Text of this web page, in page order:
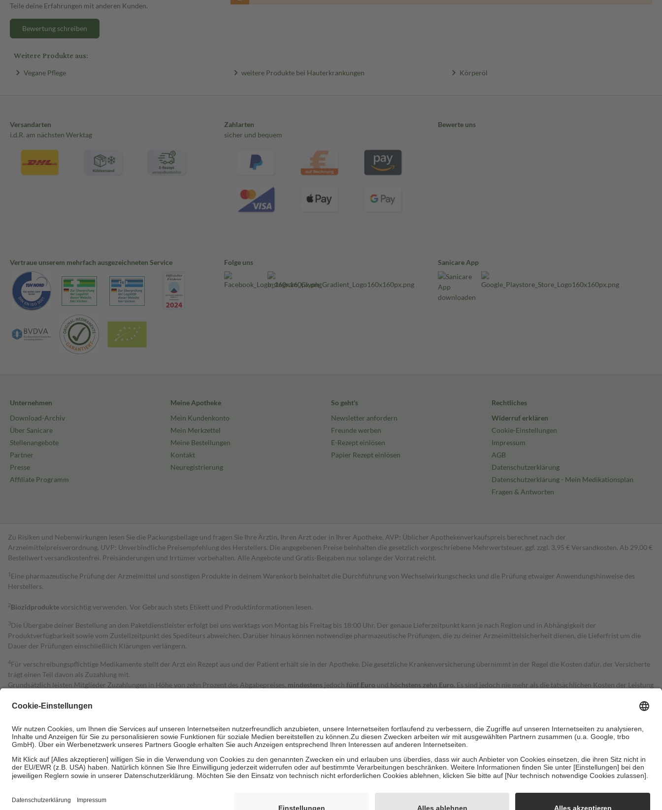
Teile deine Erfahrungen mit anderen Kunden.
Bewertung schreiben
Weitere Produkte aus:
Vegane Pflege weitere Produkte bei Hauterkrankungen Körperöl
Versandarten
i.d.R. am nächsten Werktag
Zahlarten
sicher und bequem
Bewerte uns
Vertraue unserem mehrfach ausgezeichneten Service Folge uns Sanicare App
Unternehmen
Download-Archiv
Über Sanicare
Stellenangebote
Partner
Presse
Affiliate Programm
Meine Apotheke
Mein Kundenkonto
Mein Merkzettel
Meine Bestellungen
Kontakt
Neuregistrierung
So geht's
Newsletter anfordern
Freunde werben
E-Rezept einlösen
Papier Rezept einlösen
Rechtliches
Widerruf erklären
Cookie-Einstellungen
Impressum
AGB
Datenschutzerklärung
Datenschutzerklärung - Mein Medikationsplan
Fragen & Antworten
Zu Risiken und Nebenwirkungen lesen Sie die Packungsbeilage und fragen Sie Ihre Ärztin, Ihren Arzt oder in Ihrer Apotheke. AVP: Üblicher Apothekenverkaufspreis berechnet nach der
Arzneimittelpreisverordnung. UVP: Unverbindliche Preisempfehlung des Herstellers. Die angegebenen Preise beinhalten die gesetzlich vorgeschriebene Mehrwertsteuer, ggf. zzgl. 3,95 € Versandkosten. Ab 29,00 €
Bestell­wert versand­kosten­frei. Preisänderungen und Irrtümer vorbehalten. Alle Angebote und Gratis-Beigaben nur solange der Vorrat reicht.
1 Eine pharmazeutische Prüfung der Arzneimittel und sonstigen Produkte in deinem Warenkorb beinhaltet die Durchführung von Wechselwirkungschecks und die Prüfung etwaiger Anwendungshinweise des
Herstellers.
2Biozidproduktevorsichtig verwenden. Vor Gebrauch stets Etikett und Produktinformationen lesen.
3Die Übergabe deiner Bestellung an den Paketdienstleister erfolgt bei uns werktags von Montag bis Freitag bis 18:00 Uhr. Der genaue Lieferzeitpunkt kann je nach Region und in Abhängigkeit der
Produktverfügbarkeit sowie vom Zustellzeitpunkt des Spediteurs abweichen. Darüber hinaus können notwendige pharmazeutische Prüfungen, die zu deiner Arzneimittelsicherheit dienen, die Lieferfrist um die
Dauer der Prüfungen einschließlich Klärungen verlängern.
4Für verschreibungspflichtige Medikamente stellt der Arzt ein Rezept aus und der Patient erhält sie in der Apotheke. Die gesetzliche Krankenversicherung übernimmt in der Regel die Kosten dafür, der Versicherte
trägt einen Teil davon als Zuzahlung mit.
Grundsätzlich leisten Mitglieder Zuzahlungen in Höhe von zehn Prozent des Abgabepreises, mindestens jedoch fünf Euro und höchstens zehn Euro. Es sind jedoch nie mehr als die tatsächlichen Kosten der Leistung
Diese Regeln gelten grundsätzlich auch für Online-Apotheken.
Um das Engagement der Versicherten für ihre eigene Gesundheit zu stärken und die besondere Stellung der Familie zu unterstützen, fallenkeine Zuzahlungen an bei:
• Kindern und Jugendlichen bis zum vollendeten 18. Lebensjahr mit Ausnahme der Fahrkosten
• Untersuchungen zur Vorsorge und Früherkennung, die von der GKV getragen werden
• empfohlenen Schutzimpfungen
• Harn- und Blutteststreifen
Informationen findest du hier: https://help.etrusted.com/hc/de/articles/4419944605341